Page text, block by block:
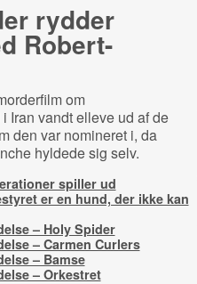
rydder
Robert-
om
Iran vandt elleve ud af de
den var nomineret i, da
hyldede sig selv.
spiller ud
er en hund, der ikke kan
– Holy Spider
– Carmen Curlers
– Bamse
– Orkestret